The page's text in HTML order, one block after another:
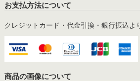
お支払方法について
クレジットカード・代金引換・銀行振込よ
商品の画像について